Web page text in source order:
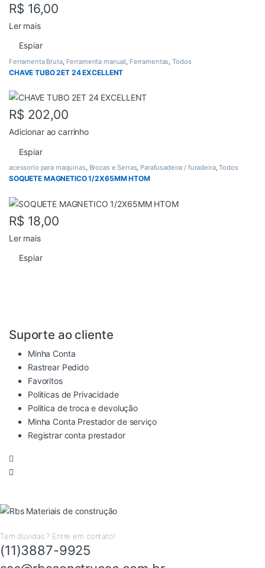
R$ 16,00
Ler mais
Espiar
Ferramenta Bruta, Ferramenta manual, Ferramentas,Todos
CHAVE TUBO 2ET 24 EXCELLENT
R$ 202,00
Adicionar ao carrinho
Espiar
acessorio para maquinas, Brocas e Serras, Parafusadeira / furadeira,Todos
SOQUETE MAGNETICO 1/2X65MM HTOM
R$ 18,00
Ler mais
Espiar
Suporte ao cliente
Minha Conta
Rastrear Pedido
Favoritos
Politicas de Privacidade
Politica de troca e devolução
Minha Conta Prestador de serviço
Registrar conta prestador
Tem duvidas ? Entre em contato!
(11)3887-9925